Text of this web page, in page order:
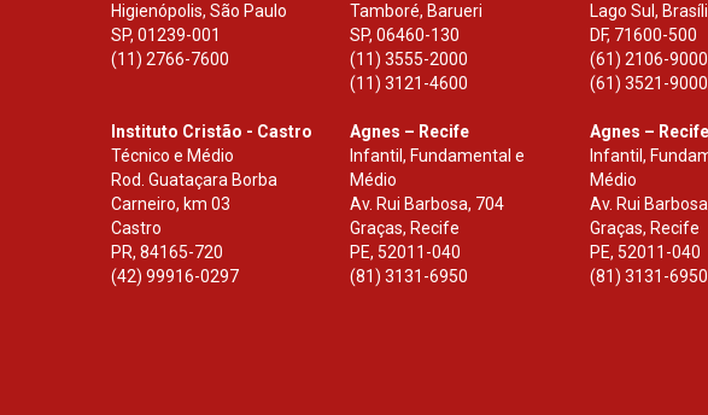
Higienópolis, São Paulo
SP, 01239-001
(11) 2766-7600
Tamboré, Barueri
SP,06460-130
(11) 3555-2000
(11) 3121-4600
Lago Sul,
DF, 71600-500
(61) 2106-9000
(61) 3521-9000
Instituto Cristão - Castro
Técnico e Médio
Rod. Guataçara Borba
Carneiro, km 03
Castro
PR, 84165-720
(42) 99916-0297
Agnes – Recife
Infantil, Fundamental e
Médio
Av. Rui Barbosa, 704
Graças, Recife
PE, 52011-040
(81) 3131-6950
Agnes – Recife
Infantil,
Médio
Av. Rui
Graças, Recife
PE, 52011-040
(81) 3131-6950